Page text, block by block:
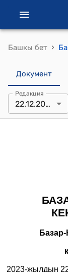
Башкы бет ›
Документ
Редакция
22.12.2023